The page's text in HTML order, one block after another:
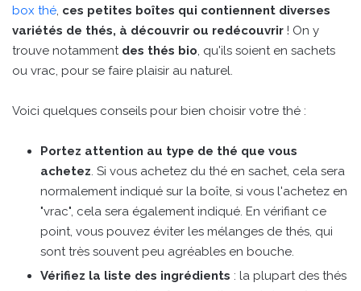
box thé, ces petites boîtes qui contiennent diverses
variétés de thés, à découvrir ou redécouvrir ! On y
trouve notamment des thés bio, qu'ils soient en sachets
ou vrac, pour se faire plaisir au naturel.
Voici quelques conseils pour bien choisir votre thé :
Portez attention au type de thé que vous
achetez. Si vous achetez du thé en sachet, cela sera
normalement indiqué sur la boîte, si vous l'achetez en
"vrac", cela sera également indiqué. En vérifiant ce
point, vous pouvez éviter les mélanges de thés, qui
sont très souvent peu agréables en bouche.
Vérifiez la liste des ingrédients : la plupart des thés